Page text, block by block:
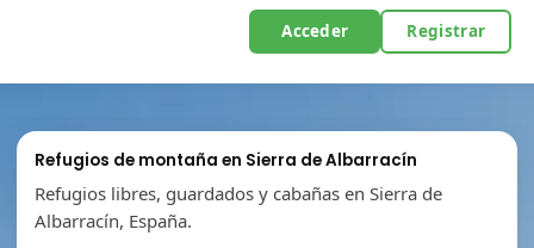
Acceder Registrar
Refugios de montaña en Sierra de Albarracín
Refugios libres, guardados y cabañas en Sierra de
Albarracín, España.